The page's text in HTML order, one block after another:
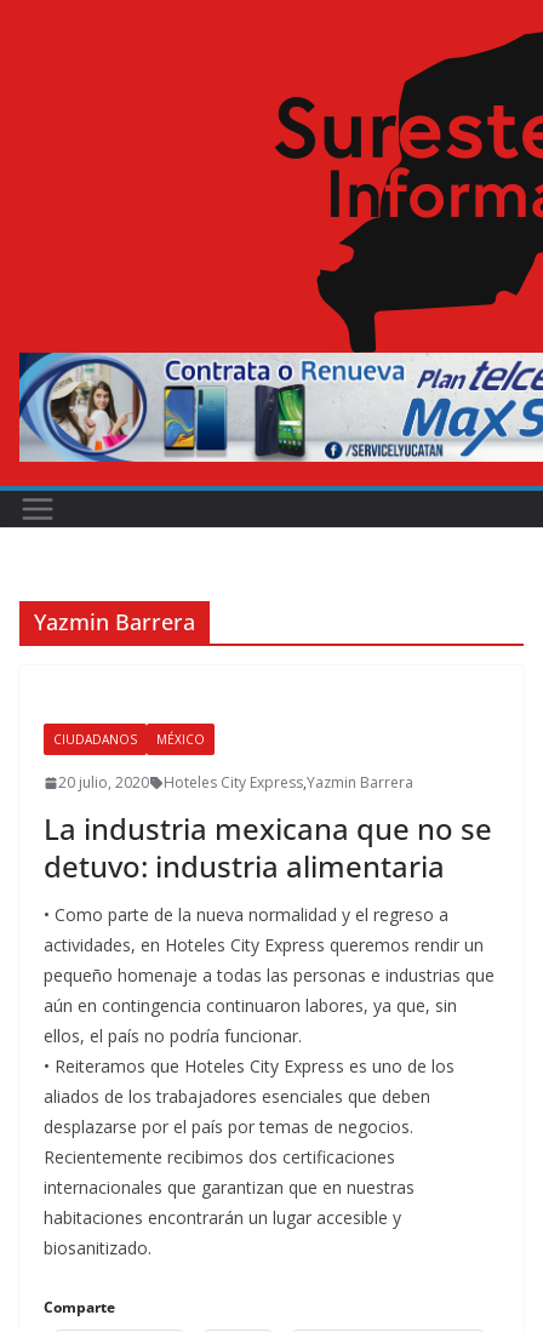
Yazmin Barrera
CIUDADANOS MÉXICO
20 julio, 2020 Hoteles City Express,Yazmin Barrera
La industria mexicana que no se
detuvo: industria alimentaria
• Como parte de la nueva normalidad y el regreso a
actividades, en Hoteles City Express queremos rendir un
pequeño homenaje a todas las personas e industrias que
aún en contingencia continuaron labores, ya que, sin
ellos, el país no podría funcionar.
• Reiteramos que Hoteles City Express es uno de los
aliados de los trabajadores esenciales que deben
desplazarse por el país por temas de negocios.
Recientemente recibimos dos certificaciones
internacionales que garantizan que en nuestras
habitaciones encontrarán un lugar accesible y
biosanitizado.
Comparte